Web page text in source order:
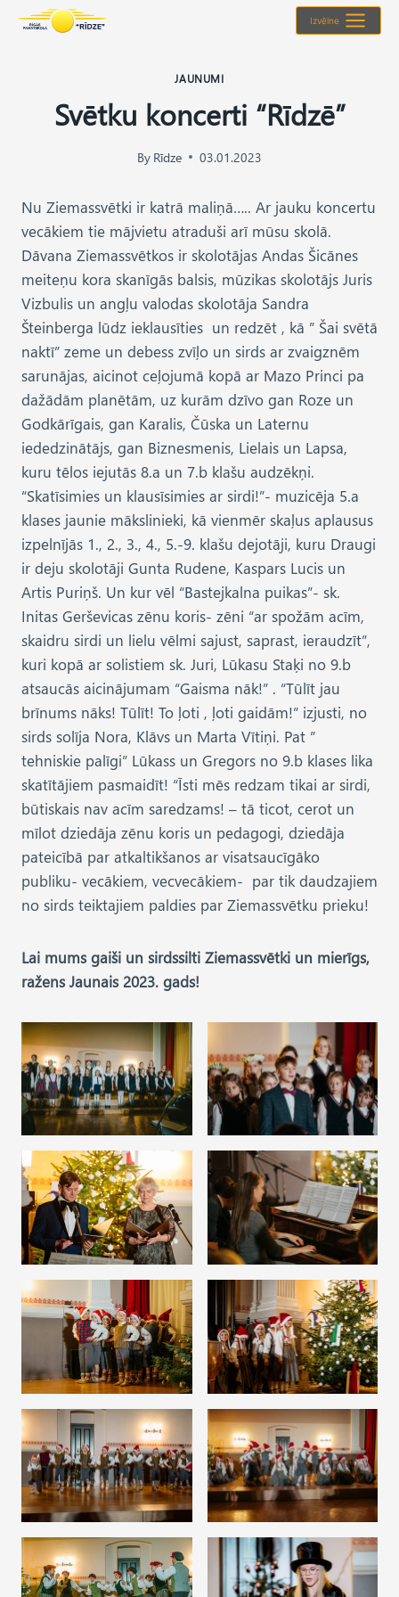
Izvēlne
JAUNUMI
Svētku koncerti “Rīdzē”
By Rīdze 03.01.2023
Nu Ziemassvētki ir katrā maliņā….. Ar jauku koncertu
vecākiem tie mājvietu atraduši arī mūsu skolā.
Dāvana Ziemassvētkos ir skolotājas Andas Šicānes
meiteņu kora skanīgās balsis, mūzikas skolotājs Juris
Vizbulis un angļu valodas skolotāja Sandra
Šteinberga lūdz ieklausīties un redzēt , kā ” Šai svētā
naktī” zeme un debess zvīļo un sirds ar zvaigznēm
sarunājas, aicinot ceļojumā kopā ar Mazo Princi pa
dažādām planētām, uz kurām dzīvo gan Roze un
Godkārīgais, gan Karalis, Čūska un Laternu
iededzinātājs, gan Biznesmenis, Lielais un Lapsa,
kuru tēlos iejutās 8.a un 7.b klašu audzēkņi.
“Skatīsimies un klausīsimies ar sirdi!”- muzicēja 5.a
klases jaunie mākslinieki, kā vienmēr skaļus aplausus
izpelnījās 1., 2., 3., 4., 5.-9. klašu dejotāji, kuru Draugi
ir deju skolotāji Gunta Rudene, Kaspars Lucis un
Artis Puriņš. Un kur vēl “Bastejkalna puikas”- sk.
Initas Gerševicas zēnu koris- zēni “ar spožām acīm,
skaidru sirdi un lielu vēlmi sajust, saprast, ieraudzīt”,
kuri kopā ar solistiem sk. Juri, Lūkasu Staķi no 9.b
atsaucās aicinājumam “Gaisma nāk!” . “Tūlīt jau
brīnums nāks! Tūlīt! To ļoti , ļoti gaidām!” izjusti, no
sirds solīja Nora, Klāvs un Marta Vītiņi. Pat ”
tehniskie palīgi” Lūkass un Gregors no 9.b klases lika
skatītājiem pasmaidīt! “Īsti mēs redzam tikai ar sirdi,
būtiskais nav acīm saredzams! – tā ticot, cerot un
mīlot dziedāja zēnu koris un pedagogi, dziedāja
pateicībā par atkaltikšanos ar visatsaucīgāko
publiku- vecākiem, vecvecākiem- par tik daudzajiem
no sirds teiktajiem paldies par Ziemassvētku prieku!
Lai mums gaiši un sirdssilti Ziemassvētki un mierīgs,
ražens Jaunais 2023. gads!